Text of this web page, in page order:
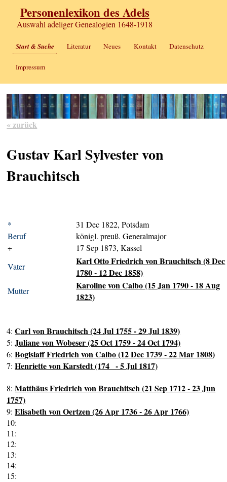
Personenlexikon des Adels
Auswahl adeliger Genealogien 1648-1918
Start & Suche Literatur Neues Kontakt Datenschutz
Impressum
« zurück
Gustav Karl Sylvester von
Brauchitsch
*
31 Dec 1822, Potsdam
Beruf
königl. preuß. Generalmajor
+
17 Sep 1873, Kassel
Vater
Karl Otto Friedrich von Brauchitsch (8 Dec
1780 - 12 Dec 1858)
Mutter
Karoline von Calbo (15 Jan 1790 - 18 Aug
1823)
4:Carl von Brauchitsch (24 Jul 1755 - 29 Jul 1839)
5:Juliane von Wobeser (25 Oct 1759 - 24 Oct 1794)
6:Bogislaff Friedrich von Calbo (12 Dec 1739 - 22 Mar 1808)
7:Henriette von Karstedt (174_ - 5 Jul 1817)
8:Matthäus Friedrich von Brauchitsch (21 Sep 1712 - 23 Jun
1757)
9:Elisabeth von Oertzen (26 Apr 1736 - 26 Apr 1766)
10:
11:
12:
13:
14:
15: